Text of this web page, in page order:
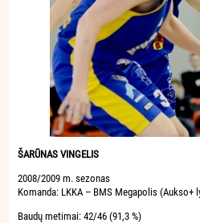
ŠARŪNAS VINGELIS
2008/2009 m. sezonas
Komanda: LKKA – BMS Megapolis (Aukso+
Baudų metimai: 42/46 (91,3 %)